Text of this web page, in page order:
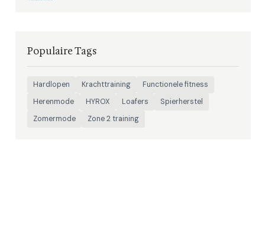
Populaire Tags
Hardlopen Krachttraining
Functionele fitness
Herenmode
HYROX Loafers
Spierherstel
Zomermode
Zone 2 training